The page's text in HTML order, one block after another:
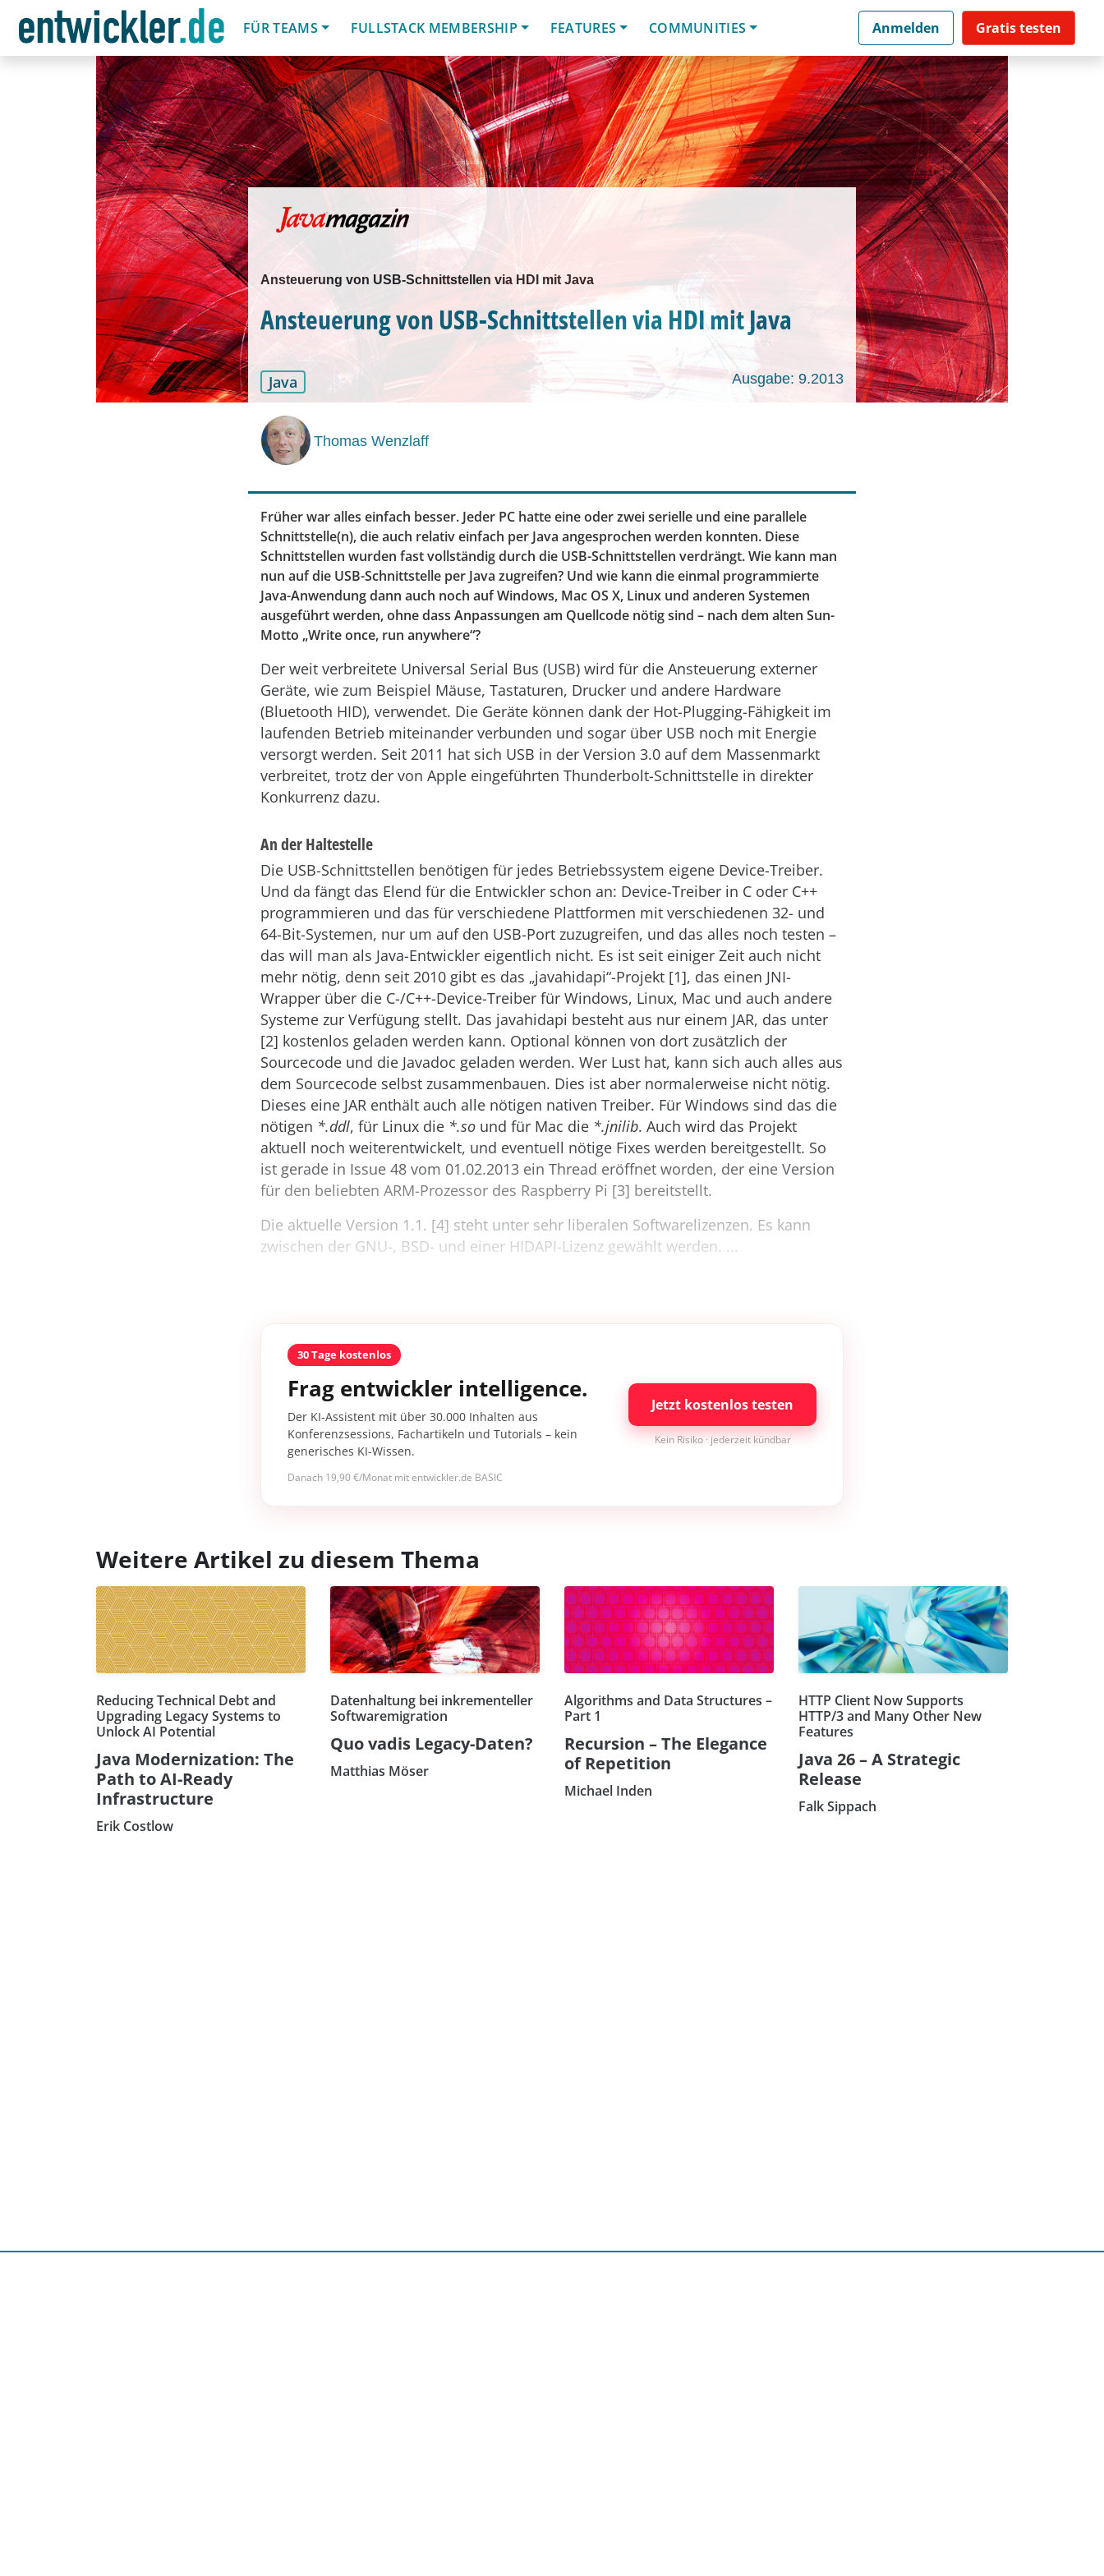
FÜR TEAMS
FULLSTACK MEMBERSHIP FEATURES COMMUNITIES Anmelden Gratis testen
Ansteuerung von USB-Schnittstellen via HDI mit Java
Ansteuerung von USB-Schnittstellen via HDI mit Java
Java Ausgabe: 9.2013
Thomas Wenzlaff
Früher war alles einfach besser. Jeder PC hatte eine oder zwei serielle und eine parallele
Schnittstelle(n), die auch relativ einfach per Java angesprochen werden konnten. Diese
Schnittstellen wurden fast vollständig durch die USB-Schnittstellen verdrängt. Wie kann man
nun auf die USB-Schnittstelle per Java zugreifen? Und wie kann die einmal programmierte
Java-Anwendung dann auch noch auf Windows, Mac OS X, Linux und anderen Systemen
ausgeführt werden, ohne dass Anpassungen am Quellcode nötig sind – nach dem alten Sun-
Motto „Write once, run anywhere“?
Der weit verbreitete Universal Serial Bus (USB) wird für die Ansteuerung externer
Geräte, wie zum Beispiel Mäuse, Tastaturen, Drucker und andere Hardware
(Bluetooth HID), verwendet. Die Geräte können dank der Hot-Plugging-Fähigkeit im
laufenden Betrieb miteinander verbunden und sogar über USB noch mit Energie
versorgt werden. Seit 2011 hat sich USB in der Version 3.0 auf dem Massenmarkt
verbreitet, trotz der von Apple eingeführten Thunderbolt-Schnittstelle in direkter
Konkurrenz dazu.
An der Haltestelle
Die USB-Schnittstellen benötigen für jedes Betriebssystem eigene Device-Treiber.
Und da fängt das Elend für die Entwickler schon an: Device-Treiber in C oder C++
programmieren und das für verschiedene Plattformen mit verschiedenen 32- und
64-Bit-Systemen, nur um auf den USB-Port zuzugreifen, und das alles noch testen –
das will man als Java-Entwickler eigentlich nicht. Es ist seit einiger Zeit auch nicht
mehr nötig, denn seit 2010 gibt es das „javahidapi“-Projekt [1], das einen JNI-
Wrapper über die C-/C++-Device-Treiber für Windows, Linux, Mac und auch andere
Systeme zur Verfügung stellt. Das javahidapi besteht aus nur einem JAR, das unter
[2] kostenlos geladen werden kann. Optional können von dort zusätzlich der
Sourcecode und die Javadoc geladen werden. Wer Lust hat, kann sich auch alles aus
dem Sourcecode selbst zusammenbauen. Dies ist aber normalerweise nicht nötig.
Dieses eine JAR enthält auch alle nötigen nativen Treiber. Für Windows sind das die
nötigen *.ddl, für Linux die *.so und für Mac die *.jnilib. Auch wird das Projekt
aktuell noch weiterentwickelt, und eventuell nötige Fixes werden bereitgestellt. So
ist gerade in Issue 48 vom 01.02.2013 ein Thread eröffnet worden, der eine Version
für den beliebten ARM-Prozessor des Raspberry Pi [3] bereitstellt.
Die aktuelle Version 1.1. [4] steht unter sehr liberalen Softwarelizenzen. Es kann
zwischen der GNU-, BSD- und einer HIDAPI-Lizenz gewählt werden. ...
30 Tage kostenlos
Frag entwickler intelligence.
Der KI-Assistent mit über 30.000 Inhalten aus
Konferenzsessions, Fachartikeln und Tutorials – kein
generisches KI-Wissen.
Danach 19,90 €/Monat mit entwickler.de BASIC
Jetzt kostenlos testen
Kein Risiko · jederzeit kündbar
Weitere Artikel zu diesem Thema
Reducing Technical Debt and
Upgrading Legacy Systems to
Unlock AI Potential
Java Modernization: The
Path to AI-Ready
Infrastructure
Erik Costlow
Datenhaltung bei inkrementeller
Softwaremigration
Quo vadis Legacy-Daten?
Matthias Möser
Algorithms and Data Structures –
Part 1
Recursion – The Elegance
of Repetition
Michael Inden
HTTP Client Now Supports
HTTP/3 and Many Other New
Features
Java 26 – A Strategic
Release
Falk Sippach